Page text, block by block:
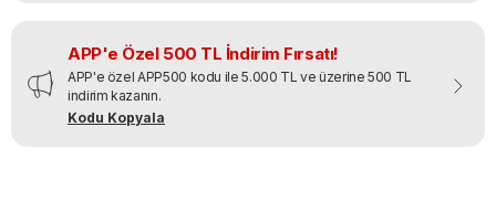
APP'e Özel 500 TL İndirim Fırsatı!
APP'e özel APP500 kodu ile 5.000 TL ve üzerine 500 TL
indirim kazanın.
Kodu Kopyala